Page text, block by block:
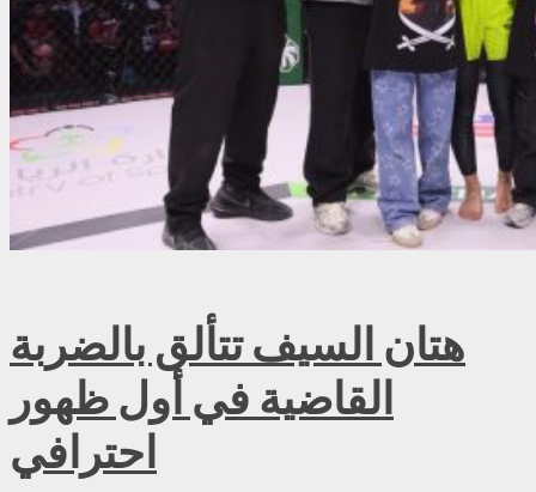
هتان السيف تتألق بالضربة
القاضية في أول ظهور
احترافي